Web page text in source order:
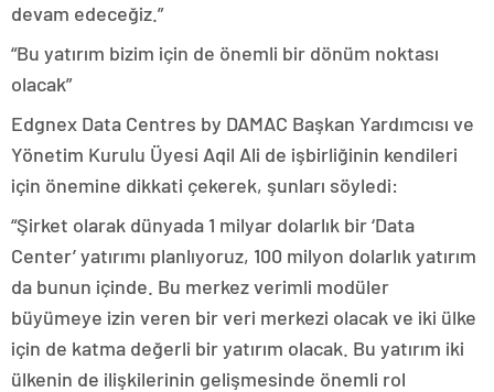
devam edeceğiz.”
“Bu yatırım bizim için de önemli bir dönüm noktası
olacak”
Edgnex Data Centres by DAMAC Başkan Yardımcısı ve
Yönetim Kurulu Üyesi Aqil Ali de işbirliğinin kendileri
için önemine dikkati çekerek, şunları söyledi:
“Şirket olarak dünyada 1 milyar dolarlık bir ‘Data
Center’ yatırımı planlıyoruz, 100 milyon dolarlık yatırım
da bunun içinde. Bu merkez verimli modüler
büyümeye izin veren bir veri merkezi olacak ve iki ülke
için de katma değerli bir yatırım olacak. Bu yatırım iki
ülkenin de ilişkilerinin gelişmesinde önemli rol